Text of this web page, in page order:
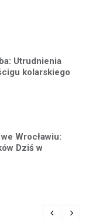
Utrudnienia
kolarskiego
Wrocławiu:
Dziś w